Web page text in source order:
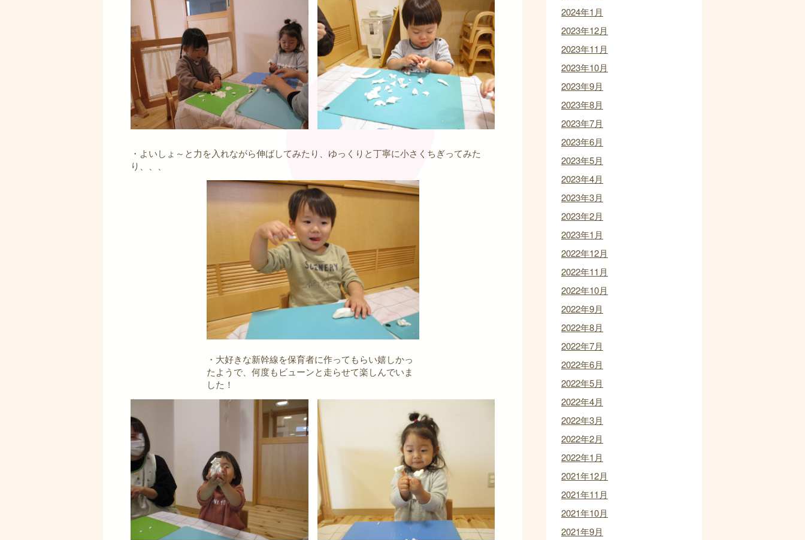
・よいしょ～と力を入れながら伸ばしてみたり、ゆっくりと丁寧に小さくちぎってみた
り、、、
・大好きな新幹線を保育者に作ってもらい嬉しかっ
たようで、何度もビューンと走らせて楽しんでいま
した！
2024年1月
2023年12月
2023年11月
2023年10月
2023年9月
2023年8月
2023年7月
2023年6月
2023年5月
2023年4月
2023年3月
2023年2月
2023年1月
2022年12月
2022年11月
2022年10月
2022年9月
2022年8月
2022年7月
2022年6月
2022年5月
2022年4月
2022年3月
2022年2月
2022年1月
2021年12月
2021年11月
2021年10月
2021年9月